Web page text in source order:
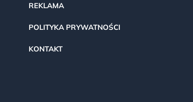
REKLAMA
POLITYKA PRYWATNOŚCI
KONTAKT